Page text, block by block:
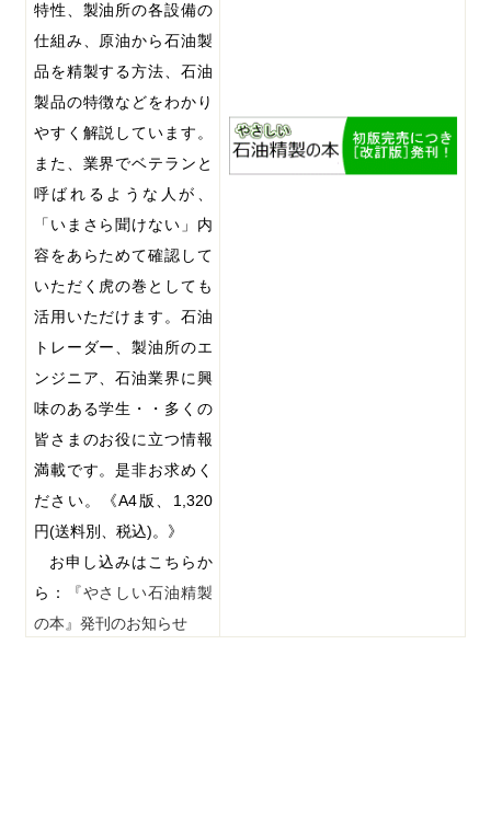
特性、製油所の各設備の
仕組み、原油から石油製
品を精製する方法、石油
製品の特徴などをわかり
やすく解説しています。
また、業界でベテランと
呼ばれるような人が、
「いまさら聞けない」内
容をあらためて確認して
いただく虎の巻としても
活用いただけます。石油
トレーダー、製油所のエ
ンジニア、石油業界に興
味のある学生・・多くの
皆さまのお役に立つ情報
満載です。是非お求めく
ださい。《A4版、 1,320
円(送料別、税込)。》
お申し込みはこちらか
ら：
『やさしい石油精製
の本』発刊のお知らせ